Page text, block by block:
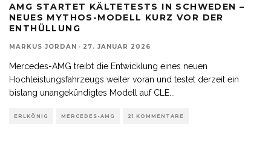
AMG STARTET KÄLTETESTS IN SCHWEDEN –
NEUES MYTHOS-MODELL KURZ VOR DER
ENTHÜLLUNG
MARKUS JORDAN · 27. JANUAR 2026
Mercedes-AMG treibt die Entwicklung eines neuen
Hochleistungsfahrzeugs weiter voran und testet derzeit ein
bislang unangekündigtes Modell auf CLE
ERLKÖNIG MERCEDES-AMG 21 KOMMENTARE